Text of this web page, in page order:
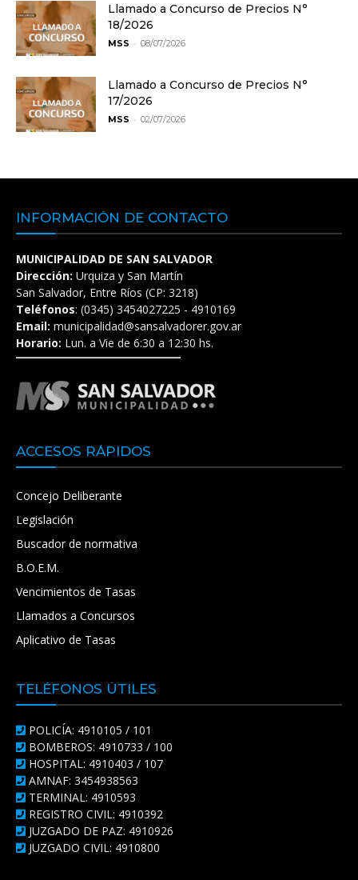
Llamado a Concurso de Precios N°
18/2026
MSS - 08/07/2026
Llamado a Concurso de Precios N°
17/2026
MSS - 02/07/2026
INFORMACIÓN DE CONTACTO
MUNICIPALIDAD DE SAN SALVADOR
Dirección: Urquiza y San Martín
San Salvador, Entre Ríos (CP: 3218)
Teléfonos: (0345) 3454027225 - 4910169
Email: municipalidad@sansalvadorer.gov.ar
Horario: Lun. a Vie de 6:30 a 12:30 hs.
ACCESOS RÁPIDOS
Concejo Deliberante
Legislación
Buscador de normativa
B.O.E.M.
Vencimientos de Tasas
Llamados a Concursos
Aplicativo de Tasas
TELÉFONOS ÚTILES
POLICÍA: 4910105 / 101
BOMBEROS: 4910733 / 100
HOSPITAL: 4910403 / 107
AMNAF: 3454938563
TERMINAL: 4910593
REGISTRO CIVIL: 4910392
JUZGADO DE PAZ: 4910926
JUZGADO CIVIL: 4910800